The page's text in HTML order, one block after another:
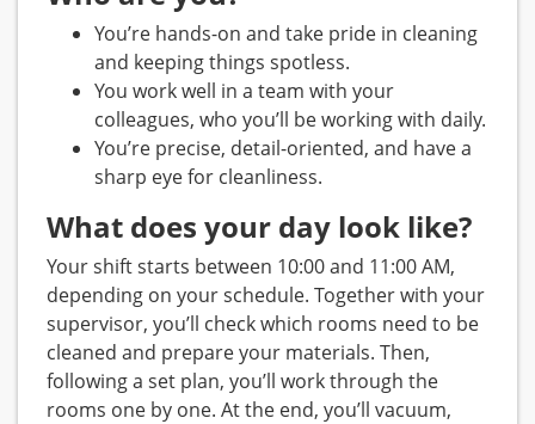
You’re hands-on and take pride in cleaning
and keeping things spotless.
You work well in a team with your
colleagues, who you’ll be working with daily.
You’re precise, detail-oriented, and have a
sharp eye for cleanliness.
What does your day look like?
Your shift starts between 10:00 and 11:00 AM,
depending on your schedule. Together with your
supervisor, you’ll check which rooms need to be
cleaned and prepare your materials. Then,
following a set plan, you’ll work through the
rooms one by one. At the end, you’ll vacuum,